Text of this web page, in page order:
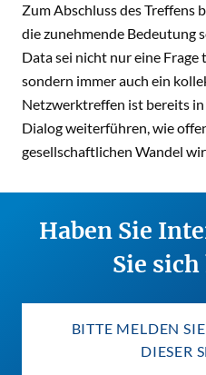
Zum Abschluss des
die zunehmende Bedeutung
Data sei nicht nur eine
sondern immer auch ein
Netzwerktreffen ist bereits
Dialog weiterführen, wie
gesellschaftlichen Wandel
Haben Sie
Sie
BITTE MELDEN
DIESER